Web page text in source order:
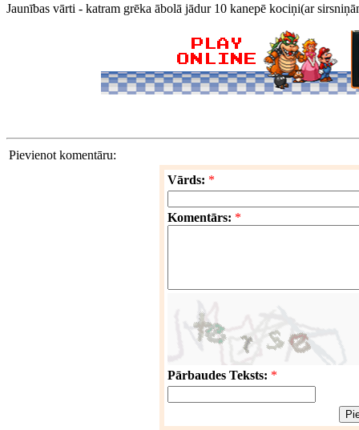
Jaunības vārti - katram grēka ābolā jādur 10 kanepē kociņi(ar
Pievienot komentāru:
Vārds: *
Komentārs: *
Pārbaudes Teksts: *